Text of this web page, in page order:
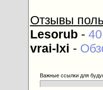
Отзывы
Lesorub-
vrai-lxi -
Важные ссылки для